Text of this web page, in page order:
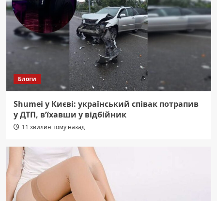
Блоги
Shumei у Києві: український співак потрапив
у ДТП, в’їхавши у відбійник
11 хвилин тому назад